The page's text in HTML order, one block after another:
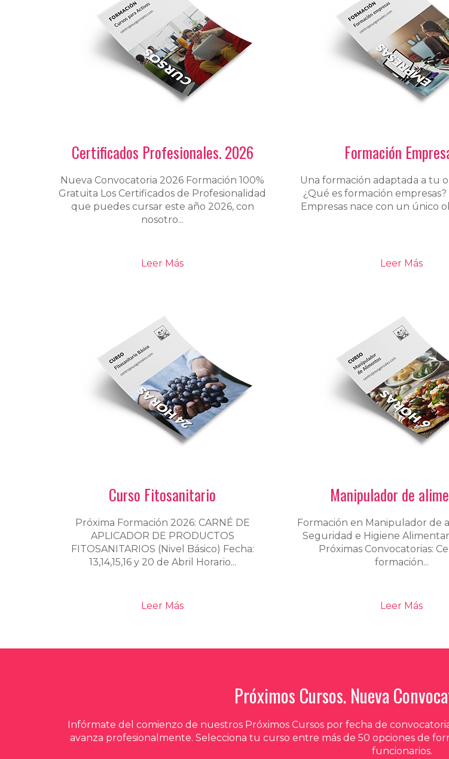
Certificados Profesionales. 2026
Nueva Convocatoria 2026 Formación 100%
Gratuita Los Certificados de Profesionalidad
que puedes cursar este año 2026, con
nosotro...
Leer Más
Formación
Una formación adaptada a tu
¿Qué es formación
Empresas nace con un único
Leer Más
Curso Fitosanitario
Próxima Formación 2026: CARNÉ DE
APLICADOR DE PRODUCTOS
FITOSANITARIOS (Nivel Básico) Fecha:
13,14,15,16 y 20 de Abril Horario...
Leer Más
Manipulador de
Formación en Manipulador de
Seguridad e Higiene
Próximas Convocatorias:
formación...
Leer Más
Próximos Cursos. Nueva
Infórmate del comienzo de nuestros Próximos Cursos por fecha de
avanza profesionalmente. Selecciona tu curso entre más de 50 opciones de
funcionarios.